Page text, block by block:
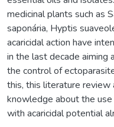
medicinal plants such as
saponária, Hyptis
acaricidal action have
in the last decade aiming
the control of
this, this literature
knowledge about the
with acaricidal potential